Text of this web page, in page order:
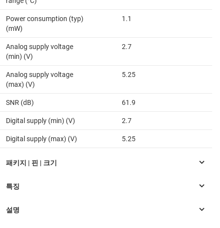
Power consumption (typ)
(mW)
1.1
Analog supply voltage
(min) (V)
2.7
Analog supply voltage
(max) (V)
5.25
SNR (dB) 61.9
Digital supply (min) (V) 2.7
Digital supply (max) (V) 5.25